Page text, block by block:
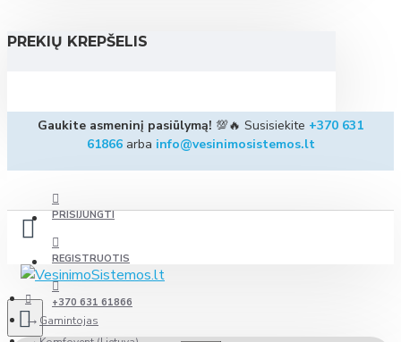
PREKIŲ KREPŠELIS
Gaukite asmeninį pasiūlymą! 💯🔥 Susisiekite +370 631
61866arba info@vesinimosistemos.lt
PRISIJUNGTI
REGISTRUOTIS
+370 631 61866
Gamintojas